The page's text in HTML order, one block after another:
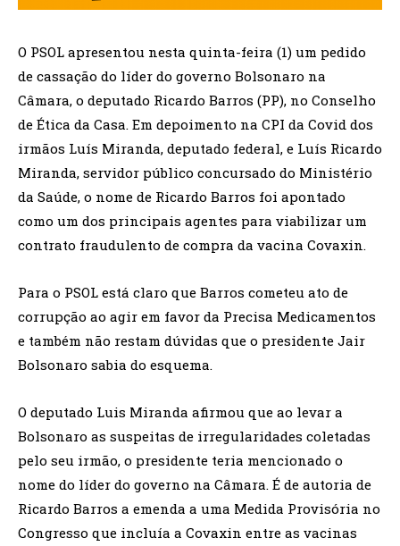
O PSOL apresentou nesta quinta-feira (1) um pedido
de cassação do líder do governo Bolsonaro na
Câmara, o deputado Ricardo Barros (PP), no Conselho
de Ética da Casa. Em depoimento na CPI da Covid dos
irmãos Luís Miranda, deputado federal, e Luís Ricardo
Miranda, servidor público concursado do Ministério
da Saúde, o nome de Ricardo Barros foi apontado
como um dos principais agentes para viabilizar um
contrato fraudulento de compra da vacina Covaxin.
Para o PSOL está claro que Barros cometeu ato de
corrupção ao agir em favor da Precisa Medicamentos
e também não restam dúvidas que o presidente Jair
Bolsonaro sabia do esquema.
O deputado Luis Miranda afirmou que ao levar a
Bolsonaro as suspeitas de irregularidades coletadas
pelo seu irmão, o presidente teria mencionado o
nome do líder do governo na Câmara. É de autoria de
Ricardo Barros a emenda a uma Medida Provisória no
Congresso que incluía a Covaxin entre as vacinas